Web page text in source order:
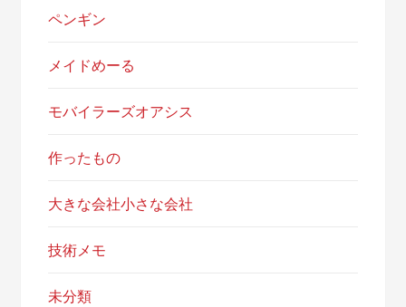
ペンギン
メイドめーる
モバイラーズオアシス
作ったもの
大きな会社小さな会社
技術メモ
未分類